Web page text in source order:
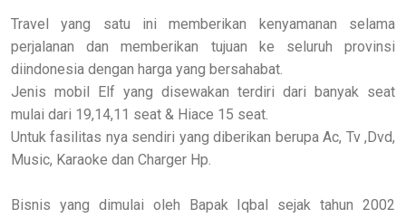
Travel yang satu ini memberikan kenyamanan selama
perjalanan dan memberikan tujuan ke seluruh provinsi
diindonesia dengan harga yang bersahabat.
Jenis mobil Elf yang disewakan terdiri dari banyak seat
mulai dari 19,14,11 seat & Hiace 15 seat.
Untuk fasilitas nya sendiri yang diberikan berupa Ac, Tv ,Dvd,
Music, Karaoke dan Charger Hp.
Bisnis yang dimulai oleh Bapak Iqbal sejak tahun 2002